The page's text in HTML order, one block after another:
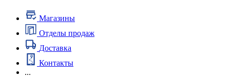
Магазины
Отделы продаж
Доставка
Контакты
...